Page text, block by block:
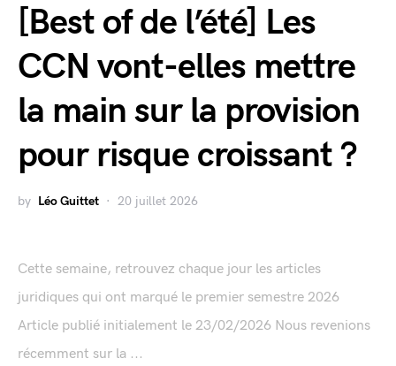
[Best of de l’été] Les
CCN vont-elles mettre
la main sur la provision
pour risque croissant ?
by Léo Guittet 20 juillet 2026
Cette semaine, retrouvez chaque jour les articles
juridiques qui ont marqué le premier semestre 2026
Article publié initialement le 23/02/2026 Nous revenions
récemment sur la ...